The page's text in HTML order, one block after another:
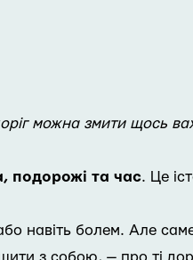
можна змити щось
подорожі та час. Це
навіть болем. Але саме
з собою, — про ті